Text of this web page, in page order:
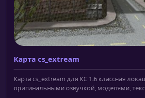
Карта cs_extream
Карта cs_extream для КС 1.6 классная
оригинальными озвучкой, моделями,